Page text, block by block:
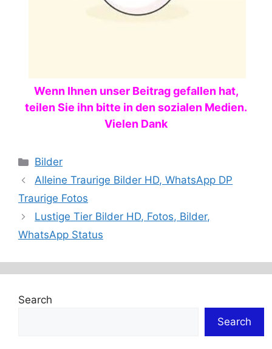
Wenn Ihnen unser Beitrag gefallen hat,
teilen Sie ihn bitte in den sozialen Medien.
Vielen Dank
Categories
Bilder
Alleine Traurige Bilder HD, WhatsApp DP
Traurige Fotos
Lustige Tier Bilder HD, Fotos, Bilder,
WhatsApp Status
Search
Search